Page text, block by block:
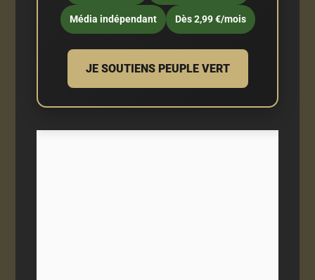
Média indépendant Dès 2,99 €/mois
JE SOUTIENS PEUPLE VERT